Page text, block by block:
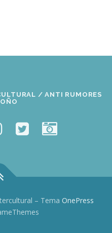
/ ANTI RUMORES
– Tema OnePress